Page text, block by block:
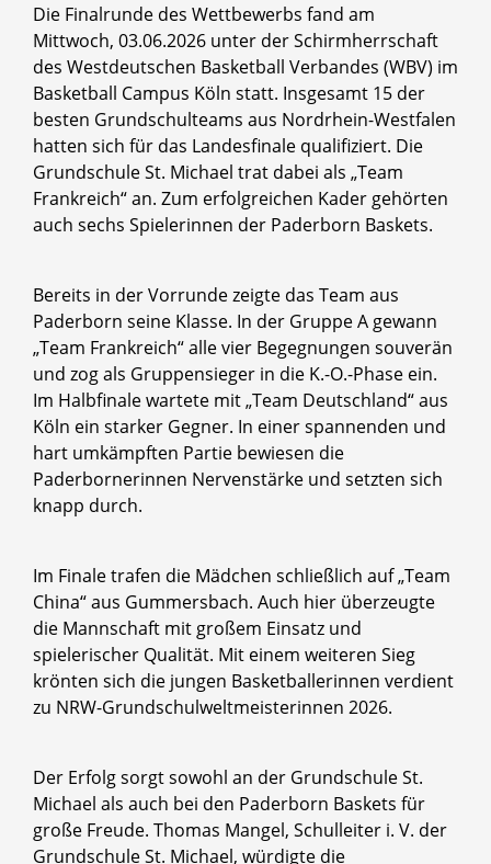
Die Finalrunde des Wettbewerbs fand am
Mittwoch, 03.06.2026 unter der Schirmherrschaft
des Westdeutschen Basketball Verbandes (WBV) im
Basketball Campus Köln statt. Insgesamt 15 der
besten Grundschulteams aus Nordrhein-Westfalen
hatten sich für das Landesfinale qualifiziert. Die
Grundschule St. Michael trat dabei als „Team
Frankreich“ an. Zum erfolgreichen Kader gehörten
auch sechs Spielerinnen der Paderborn Baskets.
Bereits in der Vorrunde zeigte das Team aus
Paderborn seine Klasse. In der Gruppe A gewann
„Team Frankreich“ alle vier Begegnungen souverän
und zog als Gruppensieger in die K.-O.-Phase ein.
Im Halbfinale wartete mit „Team Deutschland“ aus
Köln ein starker Gegner. In einer spannenden und
hart umkämpften Partie bewiesen die
Paderbornerinnen Nervenstärke und setzten sich
knapp durch.
Im Finale trafen die Mädchen schließlich auf „Team
China“ aus Gummersbach. Auch hier überzeugte
die Mannschaft mit großem Einsatz und
spielerischer Qualität. Mit einem weiteren Sieg
krönten sich die jungen Basketballerinnen verdient
zu NRW-Grundschulweltmeisterinnen 2026.
Der Erfolg sorgt sowohl an der Grundschule St.
Michael als auch bei den Paderborn Baskets für
große Freude. Thomas Mangel, Schulleiter i. V. der
Grundschule St. Michael, würdigte die